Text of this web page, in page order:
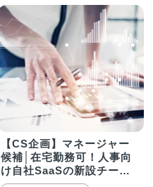
【CS企画】マネージャー
候補│在宅勤務可！人事向
け自社SaaSの新設チーム
で活躍